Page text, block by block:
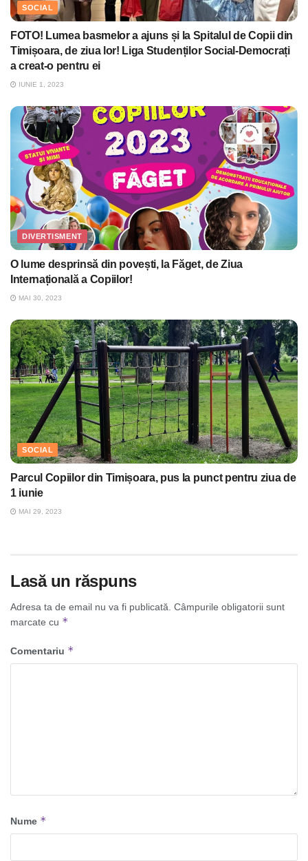
SOCIAL
FOTO! Lumea basmelor a ajuns și la Spitalul de Copii din
Timișoara, de ziua lor! Liga Studenților Social-Democrați
a creat-o pentru ei
IUNIE 1, 2023
DIVERTISMENT
O lume desprinsă din povești, la Făget, de Ziua
Internațională a Copiilor!
MAI 30, 2023
SOCIAL
Parcul Copiilor din Timișoara, pus la punct pentru ziua de
1 iunie
MAI 29, 2023
Lasă un răspuns
Adresa ta de email nu va fi publicată. Câmpurile obligatorii sunt
marcate cu *
Comentariu *
Nume *